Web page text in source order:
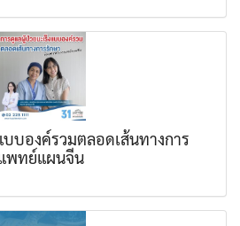
บองค์รวมตลอดเส้นทางการ
พทย์แผนจีน